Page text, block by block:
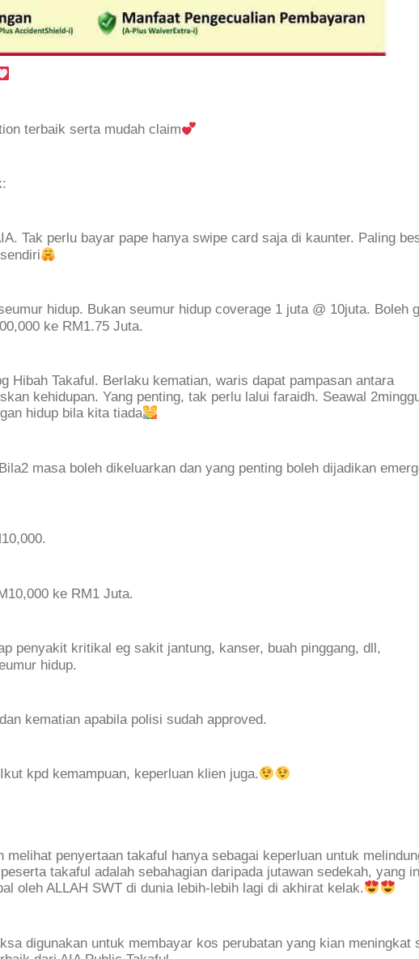
terbaik serta mudah claim
Tak perlu bayar pape hanya swipe card saja di kaunter. Paling
hidup. Bukan seumur hidup coverage 1 juta @ 10juta. Boleh
ke RM1.75 Juta.
Hibah Takaful. Berlaku kematian, waris dapat pampasan antara
kehidupan. Yang penting, tak perlu lalui faraidh. Seawal
hidup bila kita tiada
masa boleh dikeluarkan dan yang penting boleh dijadikan
ke RM1 Juta.
penyakit kritikal eg sakit jantung, kanser, buah pinggang, dll,
hidup.
kematian apabila polisi sudah approved.
kpd kemampuan, keperluan klien juga.
penyertaan takaful hanya sebagai keperluan untuk
takaful adalah sebahagian daripada jutawan sedekah, yang
oleh ALLAH SWT di dunia lebih-lebih lagi di akhirat kelak.
digunakan untuk membayar kos perubatan yang kian meningkat